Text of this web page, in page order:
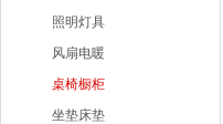
勺筷刀剪
照明灯具
风扇电暖
桌椅橱柜
坐垫床垫